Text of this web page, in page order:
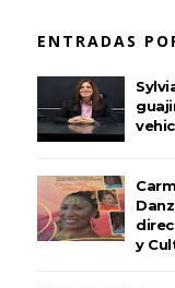
ENTRADAS
y